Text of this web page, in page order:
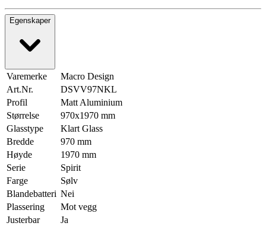
Egenskaper
Varemerke
Macro Design
Art.Nr.
DSVV97NKL
Profil
Matt Aluminium
Størrelse
970x1970 mm
Glasstype
Klart Glass
Bredde
970 mm
Høyde
1970 mm
Serie
Spirit
Farge
Sølv
Blandebatteri Nei
Plassering
Mot vegg
Justerbar
Ja